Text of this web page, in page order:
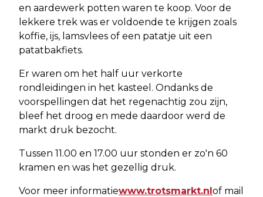
en aardewerk potten waren te koop. Voor de
lekkere trek was er voldoende te krijgen zoals
koffie, ijs, lamsvlees of een patatje uit een
patatbakfiets.
Er waren om het half uur verkorte
rondleidingen in het kasteel. Ondanks de
voorspellingen dat het regenachtig zou zijn,
bleef het droog en mede daardoor werd de
markt druk bezocht.
Tussen 11.00 en 17.00 uur stonden er zo'n 60
kramen en was het gezellig druk.
Voor meer informatiewww.trotsmarkt.nlof mail